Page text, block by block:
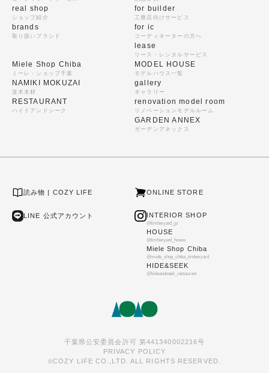
real shop
ショップ紹介
brands
取り扱いブランド
for builder
工務店向けサービス
for ic
コーディネーターの方へ
lease
リース・レンタルサービス
Miele Shop Chiba
ミーレ・ショップ千葉
NAMIKI MOKUZAI
並木木材
RESTAURANT
ハイドアンドシーク
MODEL HOUSE
モデルハウス一覧
gallery
ギャラリー
renovation model room
リノベーションモデルルーム
GARDEN ANNEX
ガーデンアネックス
読み物 | COZY LIFE ONLINE STORE
LINE 公式アカウント INTERIOR SHOP
@timberyard_jp
HOUSE
@timberyard_house
Miele Shop Chiba
@miele_shop_chiba_timberyard
HIDE&SEEK
@hideandseek_restaurant
千葉県公安委員会許可 第441340002216号
©COZY LIFE CO.,LTD. ALL RIGHTS RESERVED.
PRIVACY POLICY